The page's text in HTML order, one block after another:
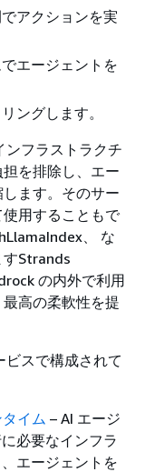
アクションを実
エージェントを
ングします。
フラストラクチ
を排除し、エー
ます。そのサー
用することもで
、 な
すStrands
の内外で利用
高の柔軟性を提
スで構成されて
イム – AI エージ
必要なインフラ
エージェントを